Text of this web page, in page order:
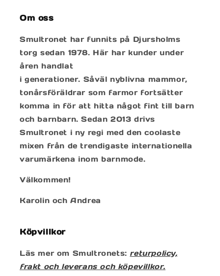
Om oss
Smultronet har funnits på Djursholms
torg sedan 1978. Här har kunder under
åren handlat
i generationer. Såväl nyblivna mammor,
tonårsföräldrar som farmor fortsätter
komma in för att hitta något fint till barn
och barnbarn. Sedan 2013 drivs
Smultronet i ny regi med den coolaste
mixen från de trendigaste internationella
varumärkena inom barnmode.
Välkommen!
Karolin och Andrea
Köpvillkor
Läs mer om Smultronets: returpolicy,
frakt och leverans och köpevillkor.